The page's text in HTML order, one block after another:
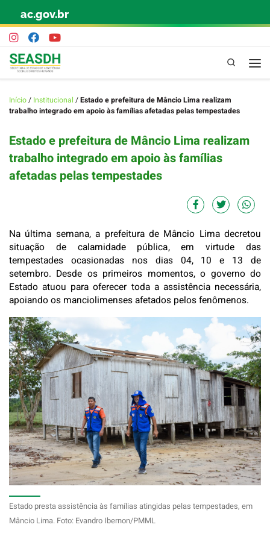
Skip to content
ac.gov.br
Pesquisa
Início/ Institucional /Estado e prefeitura de Mâncio Lima realizam
trabalho integrado em apoio às famílias afetadas pelas tempestades
Estado e prefeitura de Mâncio Lima realizam
trabalho integrado em apoio às famílias
afetadas pelas tempestades
Na última semana, a prefeitura de Mâncio Lima decretou
situação de calamidade pública, em virtude das
tempestades ocasionadas nos dias 04, 10 e 13 de
setembro. Desde os primeiros momentos, o governo do
Estado atuou para oferecer toda a assistência necessária,
apoiando os manciolimenses afetados pelos fenômenos.
Estado presta assistência às famílias atingidas pelas tempestades, em
Mâncio Lima. Foto: Evandro Ibernon/PMML